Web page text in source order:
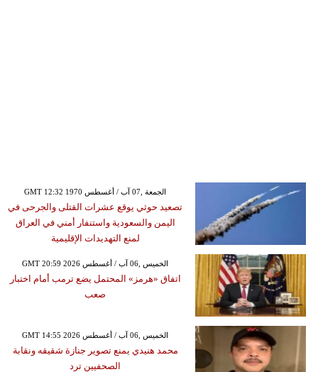
GMT 12:32 1970 الجمعة ,07 آب / أغسطس
تصعيد حوثي يوقع عشرات القتلى والجرحى في
اليمن والسعودية واستنفار أمني في العراق
لمنع التهديدات الإقليمية
GMT 20:59 2026 الخميس ,06 آب / أغسطس
اتفاق «هرمز» المحتمل يضع ترمب أمام اختبار
صعب
GMT 14:55 2026 الخميس ,06 آب / أغسطس
محمد هنيدي يمنع تصوير جنازة شقيقه ونقابة
الصحفيين ترد